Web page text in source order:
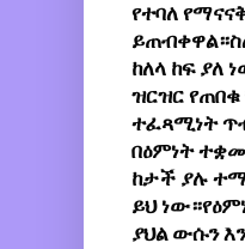
የተባለ
ከለላ ከፍ ያለ
ዝርዝር
ተፈጻሚነት
በዕምነት
ከታች ያሉ
ይህ
ያህል ውሱን